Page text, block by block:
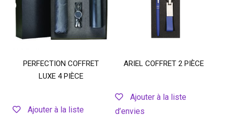
PERFECTION COFFRET
LUXE 4 PIÈCE
Ajouter à la liste
ARIEL COFFRET 2 PIÈCE
Ajouter à la liste
d’envies